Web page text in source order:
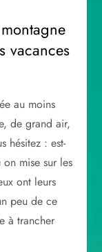
vacances
au moins
de grand air,
hésitez : est-
mise sur les
ont leurs
peu de ce
à trancher